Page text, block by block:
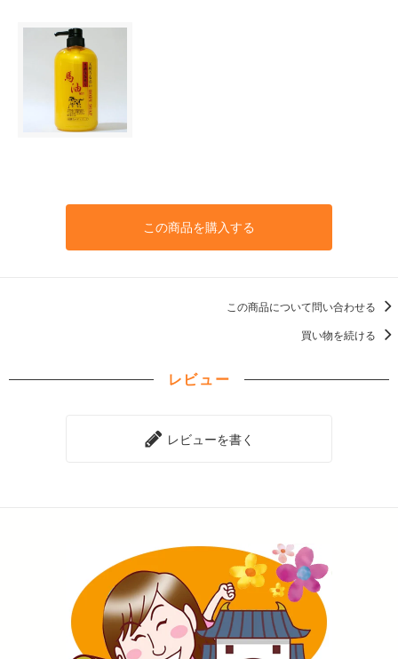
この商品を購入する
この商品について問い合わせる
買い物を続ける
レビュー
レビューを書く